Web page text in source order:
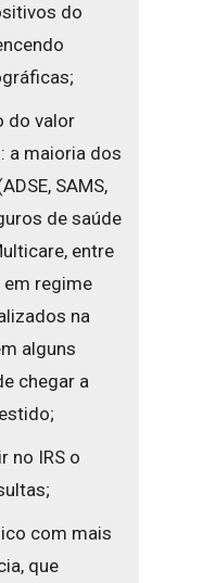
do
do valor
a maioria dos
SAMS,
de saúde
entre
regime
na
alguns
chegar a
no IRS o
com mais
que